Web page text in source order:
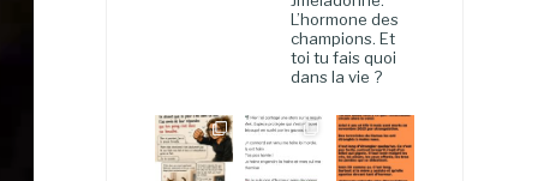
L’hormone des
champions. Et
toi tu fais quoi
dans la vie ?